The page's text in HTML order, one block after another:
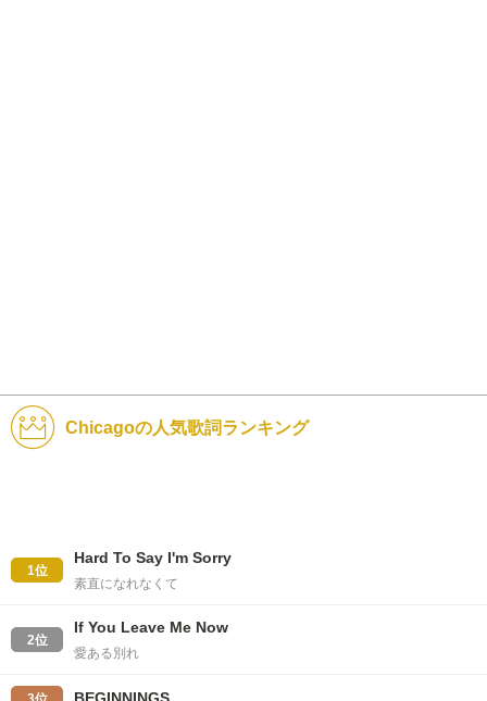
Chicagoの人気歌詞ランキング
1位
Hard To Say I'm Sorry
素直になれなくて
2位
If You Leave Me Now
愛ある別れ